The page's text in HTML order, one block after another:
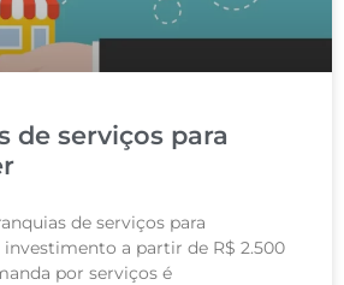
de serviços para
de serviços para
a partir de R$ 2.500
por serviços é